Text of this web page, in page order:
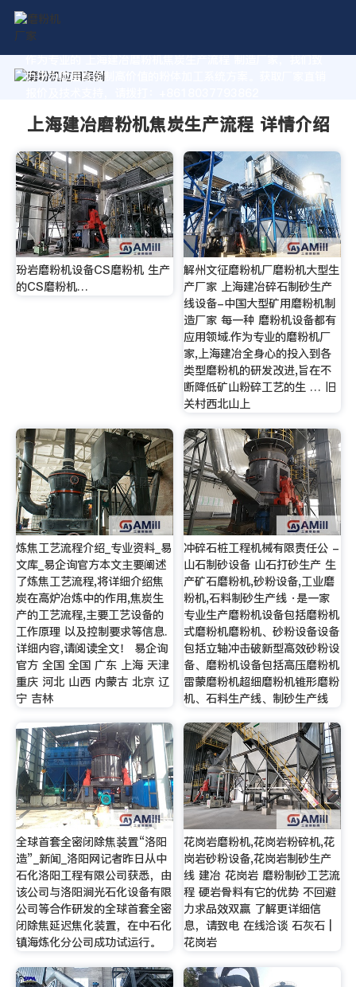
作为专业的 上海建冶磨粉机焦炭生产流程 制造厂家，我们致
力于为您量身定制高价值的粉体加工系统方案。获取厂家直销
上海建冶磨粉机焦炭生产流程 详情介绍
玢岩磨粉机设备CS磨粉机 生产
的CS磨粉机…
解州文征磨粉机厂磨粉机大型生
产厂家 上海建冶碎石制砂生产
线设备-中国大型矿用磨粉机制
造厂家 每一种 磨粉机设备都有
应用领域.作为专业的磨粉机厂
家,上海建冶全身心的投入到各
类型磨粉机的研发改进,旨在不
断降低矿山粉碎工艺的生 … 旧
关村西北山上
炼焦工艺流程介绍_专业资料_易
文库_易企询官方本文主要阐述
了炼焦工艺流程,将详细介绍焦
炭在高炉冶炼中的作用,焦炭生
产的工艺流程,主要工艺设备的
工作原理 以及控制要求等信息.
详细内容,请阅读全文！ 易企询
官方 全国 全国 广东 上海 天津
重庆 河北 山西 内蒙古 北京 辽
宁 吉林
冲碎石桩工程机械有限责任公 -
山石制砂设备 山石打砂生产 生
产矿石磨粉机,砂粉设备,工业磨
粉机,石料制砂生产线 ·是一家
专业生产磨粉机设备包括磨粉机
式磨粉机磨粉机、砂粉设备设备
包括立轴冲击破新型高效砂粉设
备、磨粉机设备包括高压磨粉机
雷蒙磨粉机超细磨粉机锥形磨粉
机、石料生产线、制砂生产线
全球首套全密闭除焦装置“洛阳
造”_新闻_洛阳网记者昨日从中
石化洛阳工程有限公司获悉，由
该公司与洛阳涧光石化设备有限
公司等合作研发的全球首套全密
闭除焦延迟焦化装置，在中石化
镇海炼化分公司成功试运行。
花岗岩磨粉机,花岗岩粉碎机,花
岗岩砂粉设备,花岗岩制砂生产
线 建冶 花岗岩 磨粉制砂工艺流
程 硬岩骨料有它的优势 不回避
力求品效双赢 了解更详细信
息，请致电 在线洽谈 石灰石 |
花岗岩